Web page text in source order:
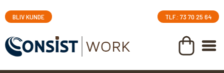
BLIV KUNDE TLF.: 73 70 25 64